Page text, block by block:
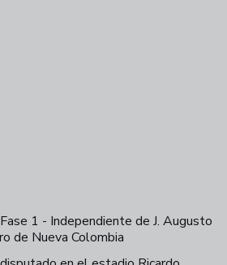
1 - Independiente de J. Augusto
de Nueva Colombia